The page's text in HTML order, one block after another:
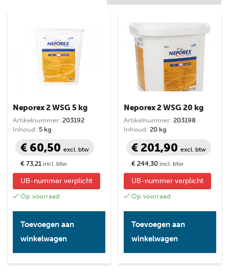
Neporex 2 WSG 5 kg
Artikelnummer: 203192
Inhoud: 5 kg
€ 60,50 excl. btw
€ 73,21 incl. btw
UB-nummer verplicht
Op voorraad
Toevoegen aan
winkelwagen
Neporex 2 WSG 20 kg
Artikelnummer: 203198
Inhoud: 20 kg
€ 201,90excl. btw
€ 244,30 incl. btw
UB-nummer verplicht
Op voorraad
Toevoegen aan
winkelwagen